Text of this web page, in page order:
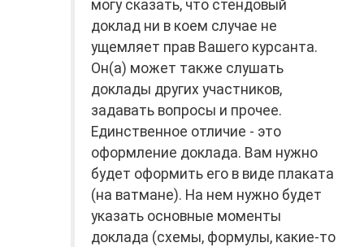
могу сказать, что стендовый
доклад ни в коем случае не
ущемляет прав Вашего курсанта.
Он(а) может также слушать
доклады других участников,
задавать вопросы и прочее.
Единственное отличие - это
оформление доклада. Вам нужно
будет оформить его в виде плаката
(на ватмане). На нем нужно будет
указать основные моменты
доклада (схемы, формулы, какие-то